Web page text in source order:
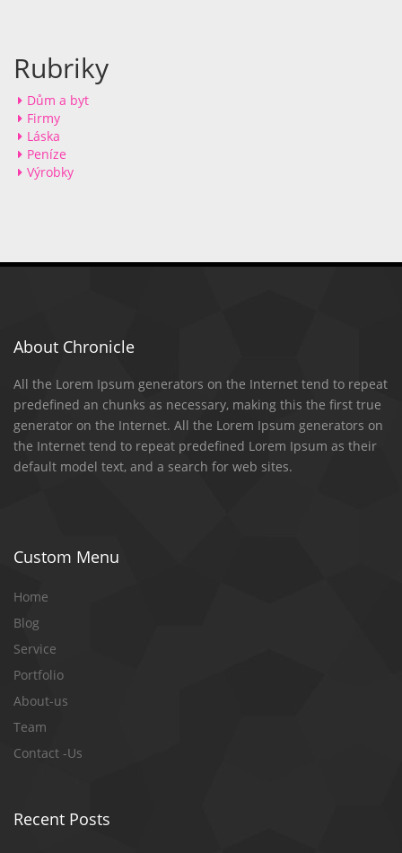
Rubriky
Dům a byt
Firmy
Láska
Peníze
Výrobky
About Chronicle
All the Lorem Ipsum generators on the Internet tend to repeat
predefined an chunks as necessary, making this the first true
generator on the Internet. All the Lorem Ipsum generators on
the Internet tend to repeat predefined Lorem Ipsum as their
default model text, and a search for web sites.
Custom Menu
Home
Blog
Service
Portfolio
About-us
Team
Contact -Us
Recent Posts